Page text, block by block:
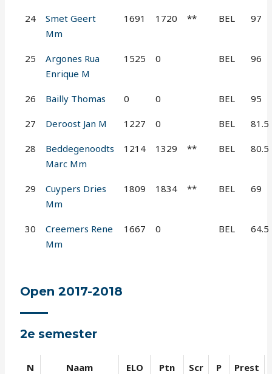
24
Smet Geert
Mm
1691 1720 ** BEL 97
25
Argones Rua
Enrique M
1525 0 BEL 96
26 Bailly Thomas 0 0 BEL 95
27 Deroost Jan M 1227 0 BEL 81.5
28
Beddegenoodts
Marc Mm
1214 1329 ** BEL 80.5
29
Cuypers Dries
Mm
1809 1834 ** BEL 69
30
Creemers Rene
Mm
1667 0 BEL 64.5
Open 2017-2018
2e semester
N Naam ELO Ptn Scr P Prest